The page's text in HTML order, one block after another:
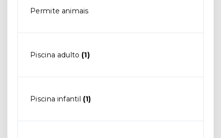
Permite animais
Piscina adulto (1)
Piscina infantil (1)